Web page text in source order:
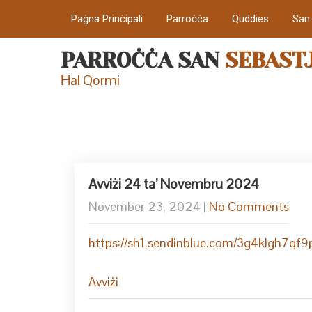
Paġna Prinċipali Parroċċa Quddies
PARROĊĊA SAN
Ħal Qormi
Avviżi 24 ta’ Novembru 2024
November 23, 2024 | No Comments
https://sh1.sendinblue.com/
Avviżi